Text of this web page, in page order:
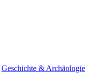
Geschichte & Archäologie